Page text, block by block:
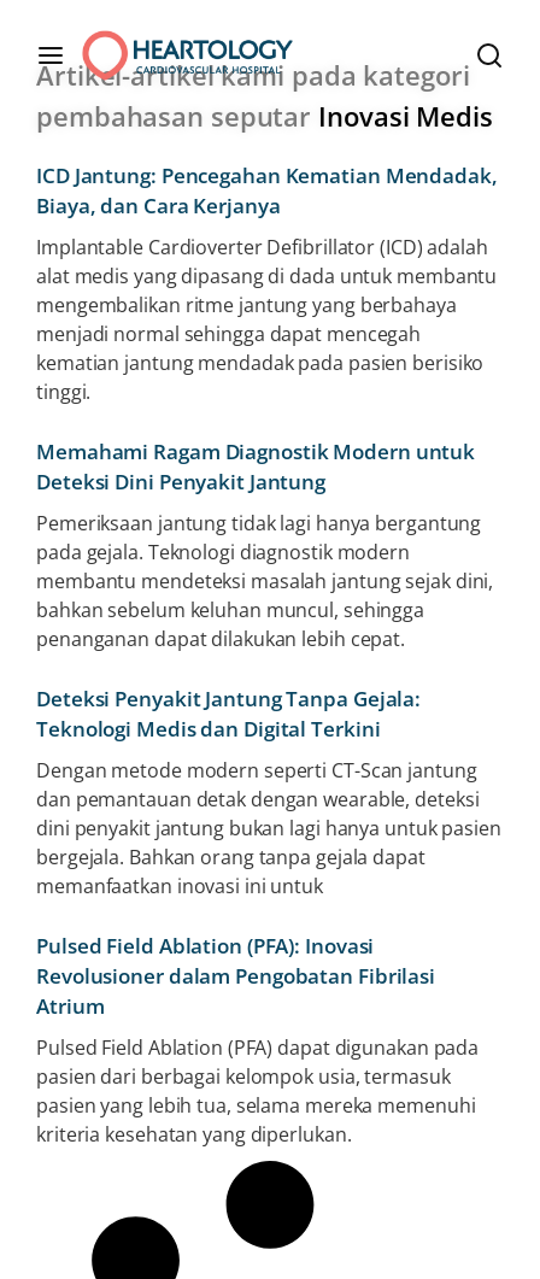
Artikel-artikel kami pada kategori
pembahasan seputar Inovasi Medis
ICD Jantung: Pencegahan Kematian Mendadak,
Biaya, dan Cara Kerjanya
Implantable Cardioverter Defibrillator (ICD) adalah
alat medis yang dipasang di dada untuk membantu
mengembalikan ritme jantung yang berbahaya
menjadi normal sehingga dapat mencegah
kematian jantung mendadak pada pasien berisiko
tinggi.
Memahami Ragam Diagnostik Modern untuk
Deteksi Dini Penyakit Jantung
Pemeriksaan jantung tidak lagi hanya bergantung
pada gejala. Teknologi diagnostik modern
membantu mendeteksi masalah jantung sejak dini,
bahkan sebelum keluhan muncul, sehingga
penanganan dapat dilakukan lebih cepat.
Deteksi Penyakit Jantung Tanpa Gejala:
Teknologi Medis dan Digital Terkini
Dengan metode modern seperti CT-Scan jantung
dan pemantauan detak dengan wearable, deteksi
dini penyakit jantung bukan lagi hanya untuk pasien
bergejala. Bahkan orang tanpa gejala dapat
memanfaatkan inovasi ini untuk
Pulsed Field Ablation (PFA): Inovasi
Revolusioner dalam Pengobatan Fibrilasi
Atrium
Pulsed Field Ablation (PFA) dapat digunakan pada
pasien dari berbagai kelompok usia, termasuk
pasien yang lebih tua, selama mereka memenuhi
kriteria kesehatan yang diperlukan.